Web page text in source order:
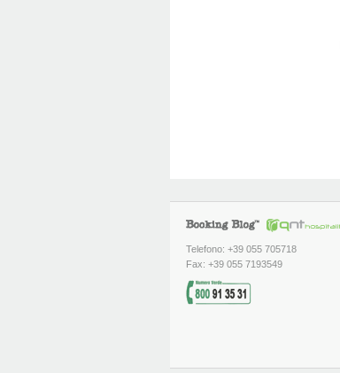
Telefono: +39 055 705718
Fax: +39 055 7193549